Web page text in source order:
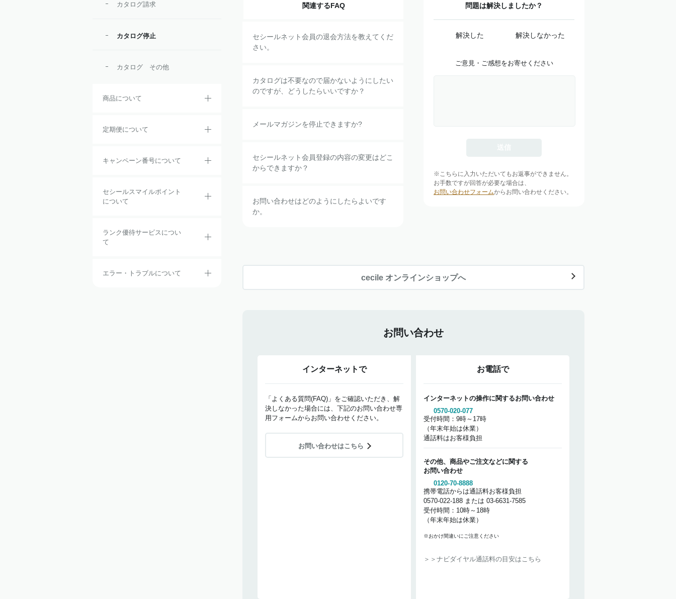
カタログ請求
カタログ停止
カタログ その他
商品について
定期便について
キャンペーン番号について
セシールスマイルポイント
について
ランク優待サービスについ
て
エラー・トラブルについて
関連するFAQ
セシールネット会員の退会方法を教えてくだ
さい。
カタログは不要なので届かないようにしたい
のですが、どうしたらいいですか？
メールマガジンを停止できますか?
セシールネット会員登録の内容の変更はどこ
からできますか？
お問い合わせはどのようにしたらよいです
か。
問題は解決しましたか？
解決した 解決しなかった
ご意見・ご感想をお寄せください
※こちらに入力いただいてもお返事ができません。
お手数ですが回答が必要な場合は、
お問い合わせフォームからお問い合わせください。
cecile オンラインショップへ
お問い合わせ
インターネットで
「よくある質問(FAQ)」をご確認いただき、解
決しなかった場合には、下記のお問い合わせ専
用フォームからお問い合わせください。
お問い合わせはこちら
お電話で
インターネットの操作に関するお問い合わせ
0570-020-077
受付時間：9時～17時
（年末年始は休業）
通話料はお客様負担
その他、商品やご注文などに関する
お問い合わせ
0120-70-8888
携帯電話からは通話料お客様負担
0570-022-188 または 03-6631-7585
受付時間：10時～18時
（年末年始は休業）
※おかけ間違いにご注意ください
＞＞ナビダイヤル通話料の目安はこちら